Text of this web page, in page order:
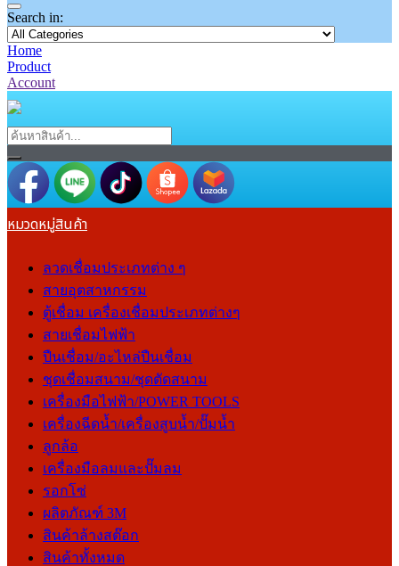
Search in:
Home
Product
Account
หมวดหมู่สินค้า
ลวดเชื่อมประเภทต่าง ๆ
สายอุตสาหกรรม
ตู้เชื่อม เครื่องเชื่อมประเภทต่างๆ
สายเชื่อมไฟฟ้า
ปืนเชื่อม/อะไหล่ปืนเชื่อม
ชุดเชื่อมสนาม/ชุดตัดสนาม
เครื่องมือไฟฟ้า/POWER TOOLS
เครื่องฉีดน้ำ/เครื่องสูบน้ำ/ปั๊มน้ำ
ลูกล้อ
เครื่องมือลมและปั๊มลม
รอกโซ่
ผลิตภัณฑ์ 3M
สินค้าล้างสต๊อก
สินค้าทั้งหมด